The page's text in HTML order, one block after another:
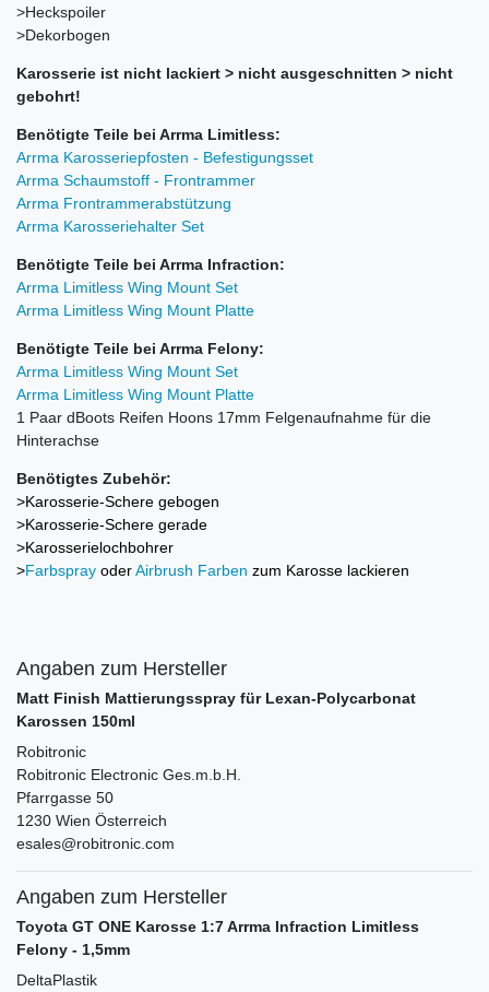
>Heckspoiler
>Dekorbogen
Karosserie ist nicht lackiert > nicht ausgeschnitten > nicht
gebohrt!
Benötigte Teile bei Arrma Limitless:
Arrma Karosseriepfosten - Befestigungsset
Arrma Schaumstoff - Frontrammer
Arrma Frontrammerabstützung
Arrma Karosseriehalter Set
Benötigte Teile bei Arrma Infraction:
Arrma Limitless Wing Mount Set
Arrma Limitless Wing Mount Platte
Benötigte Teile bei Arrma Felony:
Arrma Limitless Wing Mount Set
Arrma Limitless Wing Mount Platte
1 Paar dBoots Reifen Hoons 17mm Felgenaufnahme für die
Hinterachse
Benötigtes Zubehör:
>Karosserie-Schere gebogen
>Karosserie-Schere gerade
>Karosserielochbohrer
>Farbspray oderAirbrush Farben zum Karosse lackieren
Angaben zum Hersteller
Matt Finish Mattierungsspray für Lexan-Polycarbonat
Karossen 150ml
Robitronic
Robitronic Electronic Ges.m.b.H.
Pfarrgasse 50
1230 Wien Österreich
esales@robitronic.com
Angaben zum Hersteller
Toyota GT ONE Karosse 1:7 Arrma Infraction Limitless
Felony - 1,5mm
DeltaPlastik